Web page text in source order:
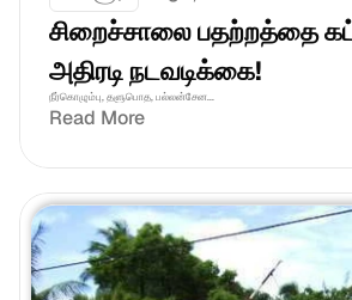
சிறைச்சாலை பதற்றத்தை
அதிரடி நடவடிக்கை!
நீர்கொழும்பு, தளுபொத, பல்லன்சேன...
Read More